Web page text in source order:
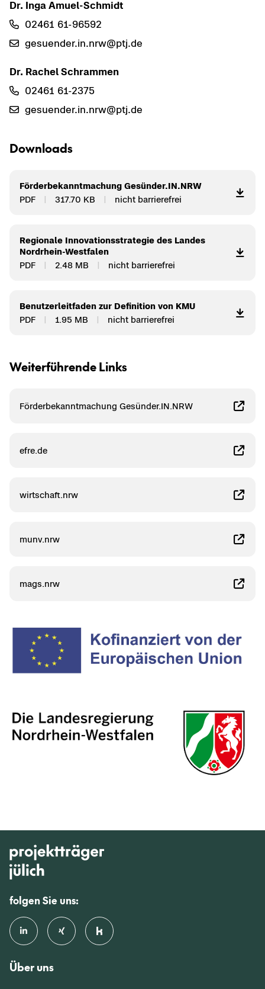
Dr. Inga Amuel-​Schmidt
02461 61-​96592
ge­su­en­der.in.nrw@ptj.de
Dr. Ra­chel Schram­men
02461 61-​2375
ge­su­en­der.in.nrw@ptj.de
Down­loads
För­der­be­kannt­ma­chung Ge­sün­der.IN.NRW
PDF
317.70 KB nicht bar­rie­re­frei
Re­gio­na­le In­no­va­ti­ons­stra­te­gie des Lan­des
Nordrhein-​Westfalen
PDF
2.48 MB nicht bar­rie­re­frei
Be­nut­zer­leit­fa­den zur De­fi­ni­ti­on von KMU
PDF
1.95 MB nicht bar­rie­re­frei
Wei­ter­füh­ren­de Links
För­der­be­kannt­ma­chung Ge­sün­der.IN.NRW
efre.de
wirt­schaft.nrw
munv.nrw
mags.nrw
folgen Sie uns:
Über uns